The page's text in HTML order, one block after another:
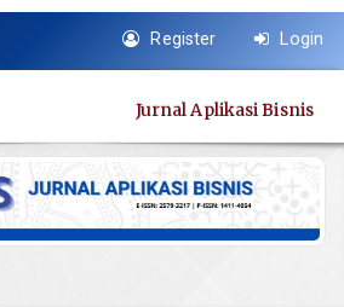
Register Login
Jurnal Aplikasi Bisnis